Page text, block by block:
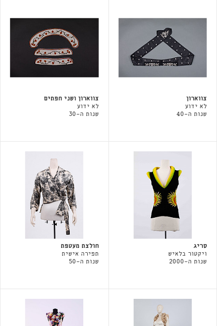
צווארון
לא ידוע
שנות ה-40
צווארון ושני חפתים
לא ידוע
שנות ה-30
סריג
ויקטור בלאיש
שנות ה-2000
חולצת מעטפת
תפירה אישית
שנות ה-50